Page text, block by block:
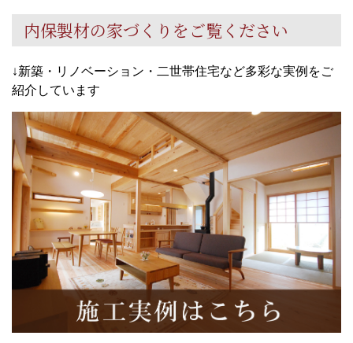
内保製材の家づくりをご覧ください
↓新築・リノベーション・二世帯住宅など多彩な実例をご
紹介しています